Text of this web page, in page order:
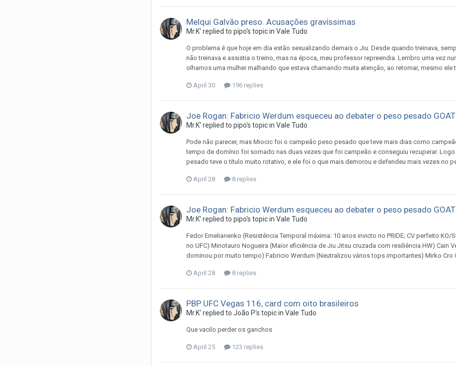
Melqui Galvão preso. Acusações gravíssimas
Mr.K' replied to pipo's topic in Vale Tudo
O problema é que hoje em dia estão sexualizando demais o Jiu. Desde quando treinava,
não treinava e assistia o treino, mas na época, meu professor repreendia. Lembro uma vez
olhamos uma mulher malhando que estava chamando muita atenção, ao retornar, mesmo
April 30 196 replies
Joe Rogan: Fabricio Werdum esqueceu ao debater o peso pesado GOAT
Mr.K' replied to pipo's topic in Vale Tudo
Pode não parecer, mas Miocic foi o campeão peso pesado que teve mais dias como
tempo de domínio foi somado nas duas vezes que foi campeão e conseguiu recuperar.
pesado teve o título muito rotativo, e ele foi o que mais demorou e defendeu mais vezes no
April 28 8 replies
Joe Rogan: Fabricio Werdum esqueceu ao debater o peso pesado GOAT
Mr.K' replied to pipo's topic in Vale Tudo
Fedor Emelianenko (Resistência Temporal máxima: 10 anos invicto no PRIDE; CV perfeito
no UFC) Minotauro Nogueira (Maior eficiência de Jiu Jitsu cruzada com resiliência HW) Cain
dominou por muito tempo) Fabricio Werdum (Neutralizou vários tops importantes) Mirko Cro
April 28 8 replies
PBP UFC Vegas 116, card com oito brasileiros
Mr.K' replied to João P's topic in Vale Tudo
Que vacilo perder os ganchos
April 25 123 replies